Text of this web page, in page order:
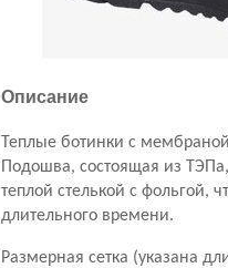
Описание
Теплые ботинки с
Подошва, состоящая из
теплой стелькой с фольгой,
длительного времени.
Размерная сетка (указана